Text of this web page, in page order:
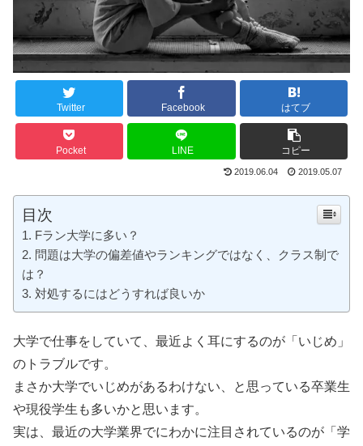
Twitter Facebook はてブ
Pocket LINE コピー
2019.06.04 2019.05.07
目次
Fラン大学に多い？
問題は大学の偏差値やランキングではなく、クラス制で
は？
対処するにはどうすれば良いか
大学で仕事をしていて、最近よく耳にするのが「いじめ」
のトラブルです。
まさか大学でいじめがあるわけない、と思っている卒業生
や現役学生も多いかと思います。
実は、最近の大学業界でにわかに注目されているのが「学